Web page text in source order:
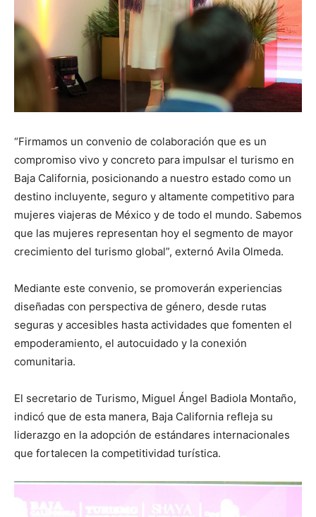
“Firmamos un convenio de colaboración que es un
compromiso vivo y concreto para impulsar el turismo en
Baja California, posicionando a nuestro estado como un
destino incluyente, seguro y altamente competitivo para
mujeres viajeras de México y de todo el mundo. Sabemos
que las mujeres representan hoy el segmento de mayor
crecimiento del turismo global”, externó Avila Olmeda.
Mediante este convenio, se promoverán experiencias
diseñadas con perspectiva de género, desde rutas
seguras y accesibles hasta actividades que fomenten el
empoderamiento, el autocuidado y la conexión
comunitaria.
El secretario de Turismo, Miguel Ángel Badiola Montaño,
indicó que de esta manera, Baja California refleja su
liderazgo en la adopción de estándares internacionales
que fortalecen la competitividad turística.